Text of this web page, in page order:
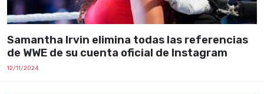
Samantha Irvin elimina todas las referencias
de WWE de su cuenta oficial de Instagram
12/11/2024